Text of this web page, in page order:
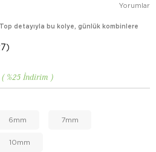
Yorumlar
detayıyla bu kolye, günlük kombinlere
%25 İndirim
6mm 7mm
10mm